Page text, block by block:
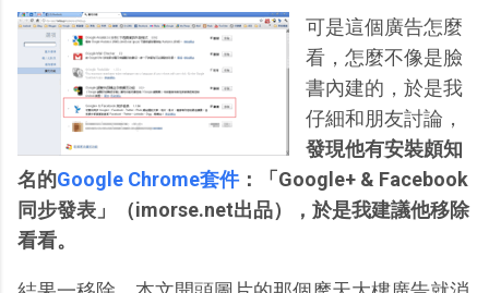
可是這個廣告怎麼
看，怎麼不像是臉
書內建的，於是我
仔細和朋友討論，
發現他有安裝頗知
名的Google Chrome套件：「Google+ & Facebook
同步發表」（imorse.net出品），於是我建議他移除
看看。